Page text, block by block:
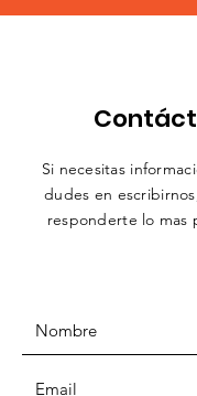
Si necesitas
dudes en
responderte lo mas